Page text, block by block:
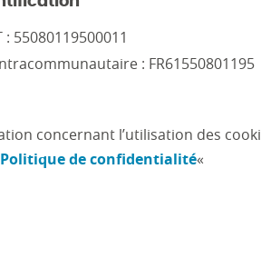
: 55080119500011
: FR61550801195
concernant l’utilisation des
Politique de confidentialité«